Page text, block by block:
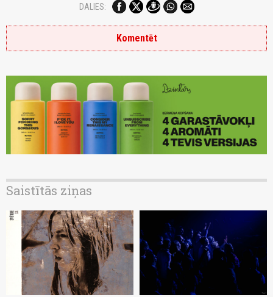
DALIES:
Komentēt
Saistītās ziņas